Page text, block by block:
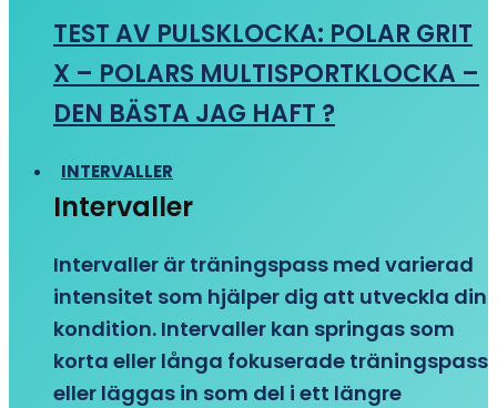
TEST AV PULSKLOCKA: POLAR GRIT
X – POLARS MULTISPORTKLOCKA –
DEN BÄSTA JAG HAFT ?
INTERVALLER
Intervaller
Intervaller är träningspass med varierad
intensitet som hjälper dig att utveckla din
kondition. Intervaller kan springas som
korta eller långa fokuserade träningspass
eller läggas in som del i ett längre